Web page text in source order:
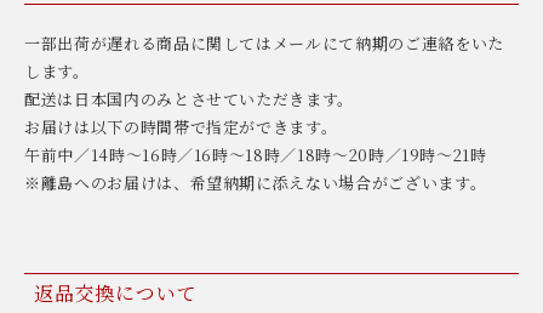
一部出荷が遅れる商品に関してはメールにて納期のご連絡をいた
します。
配送は日本国内のみとさせていただきます。
お届けは以下の時間帯で指定ができます。
午前中／14時～16時／16時～18時／18時～20時／19時～21時
※離島へのお届けは、希望納期に添えない場合がございます。
返品交換について